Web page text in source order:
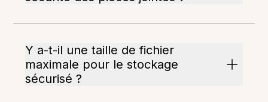
Y a-t-il une taille de fichier
maximale pour le stockage
sécurisé ?